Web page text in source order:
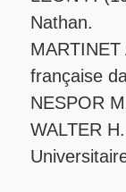
Nathan.
française
NESPOR
WALTER